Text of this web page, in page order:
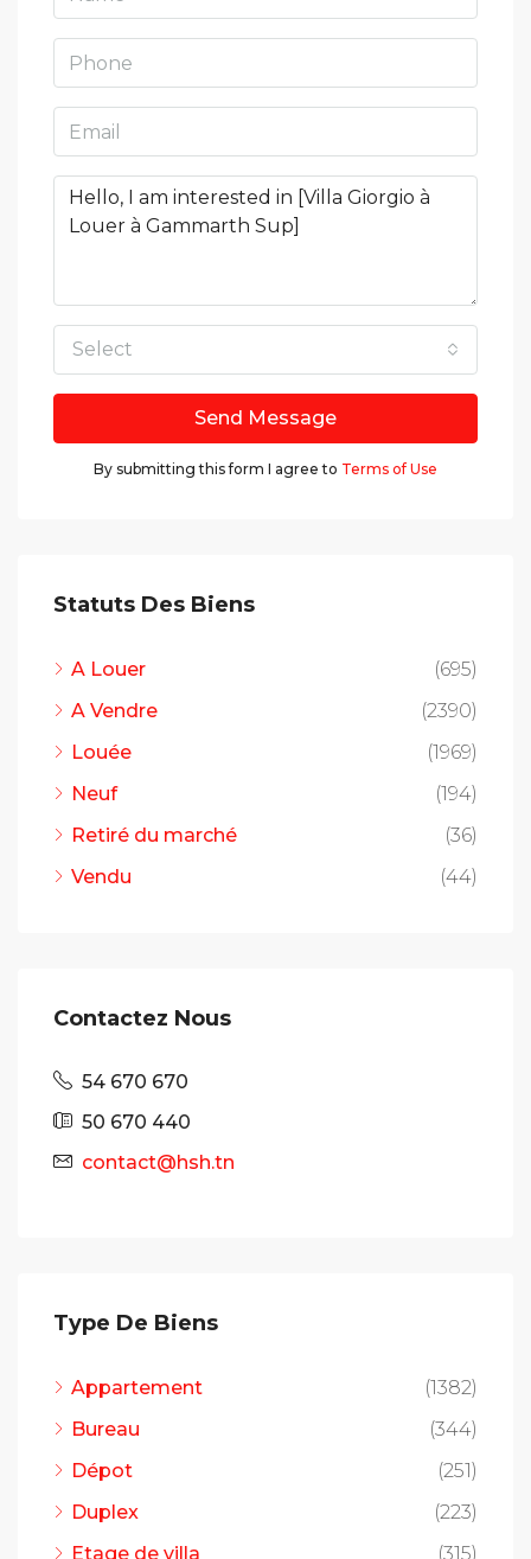
Select
Send Message
By submitting this form I agree to Terms of Use
Statuts Des Biens
A Louer
(695)
A Vendre
(2390)
Louée
(1969)
Neuf
(194)
Retiré du marché
(36)
Vendu
(44)
Contactez Nous
54 670 670
50 670 440
contact@hsh.tn
Type De Biens
Appartement
(1382)
Bureau
(344)
Dépot
(251)
Duplex
(223)
Etage de villa
(315)